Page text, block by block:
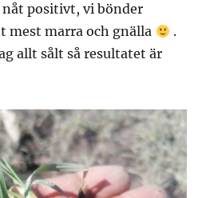
positivt, vi bönder
mest marra och gnälla
.
allt sålt så resultatet är